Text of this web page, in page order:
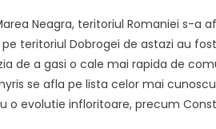
Neagra, teritoriul Romaniei s-
teritoriul Dobrogei de astazi au
de a gasi o cale mai rapida de
se afla pe lista celor mai
o evolutie infloritoare, precum